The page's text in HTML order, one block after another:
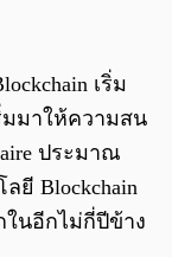
เริ่ม
มมาให้ความสน
ประมาณ
ยี Blockchain
ในอีกไม่กี่ปีข้าง